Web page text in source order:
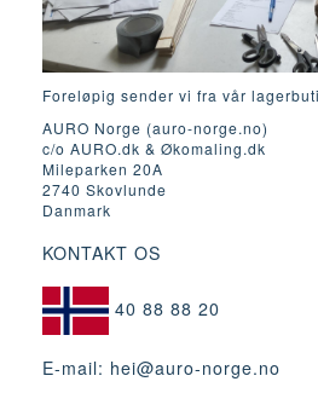
Foreløpig sender vi fra vår
AURO Norge (auro-norge.no)
c/o AURO.dk & Økomaling.dk
Mileparken 20A
2740 Skovlunde
Danmark
KONTAKT OS
40 88 88 20
E-mail: hei@auro-norge.no